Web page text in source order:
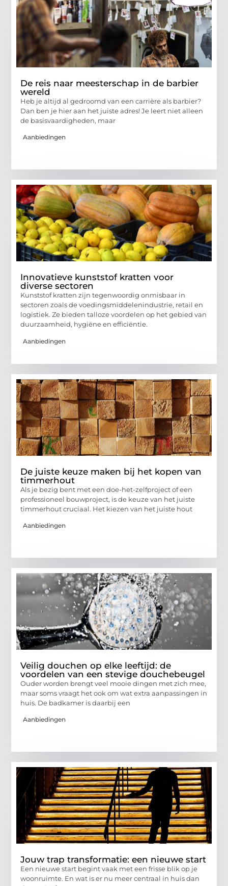
De reis naar meesterschap in de barbier
wereld
Heb je altijd al gedroomd van een carrière als barbier?
Dan ben je hier aan het juiste adres! Je leert niet alleen
de basisvaardigheden, maar
Aanbiedingen
Innovatieve kunststof kratten voor
diverse sectoren
Kunststof kratten zijn tegenwoordig onmisbaar in
sectoren zoals de voedingsmiddelenindustrie, retail en
logistiek. Ze bieden talloze voordelen op het gebied van
duurzaamheid, hygiëne en efficiëntie.
Aanbiedingen
De juiste keuze maken bij het kopen van
timmerhout
Als je bezig bent met een doe-het-zelfproject of een
professioneel bouwproject, is de keuze van het juiste
timmerhout cruciaal. Het kiezen van het juiste hout
Aanbiedingen
Veilig douchen op elke leeftijd: de
voordelen van een stevige douchebeugel
Ouder worden brengt veel mooie dingen met zich mee,
maar soms vraagt het ook om wat extra aanpassingen in
huis. De badkamer is daarbij een
Aanbiedingen
Jouw trap transformatie: een nieuwe start
Een nieuwe start begint vaak met een frisse blik op je
woonruimte. En wat is er nu meer centraal in huis dan